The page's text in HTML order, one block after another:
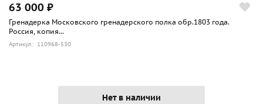
63 000 ₽
Гренадерка Московского гренадерского полка обр.1803 года.
Россия, копия...
Артикул: 110968-530
Нет в наличии